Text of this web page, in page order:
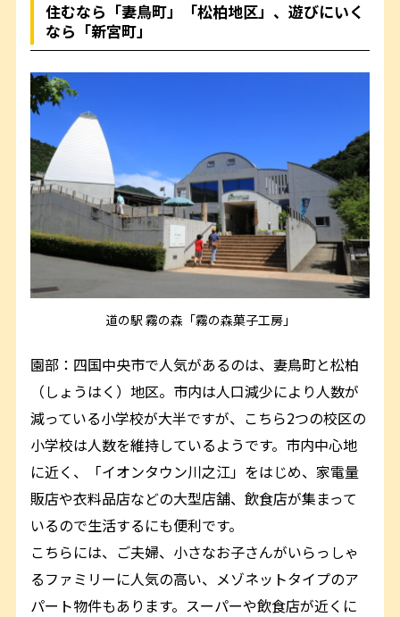
住むなら「妻鳥町」「松柏地区」、遊びにいく
なら「新宮町」
道の駅 霧の森「霧の森菓子工房」
園部：四国中央市で人気があるのは、妻鳥町と松柏
（しょうはく）地区。市内は人口減少により人数が
減っている小学校が大半ですが、こちら2つの校区の
小学校は人数を維持しているようです。市内中心地
に近く、「イオンタウン川之江」をはじめ、家電量
販店や衣料品店などの大型店舗、飲食店が集まって
いるので生活するにも便利です。
こちらには、ご夫婦、小さなお子さんがいらっしゃ
るファミリーに人気の高い、メゾネットタイプのア
パート物件もあります。スーパーや飲食店が近くに